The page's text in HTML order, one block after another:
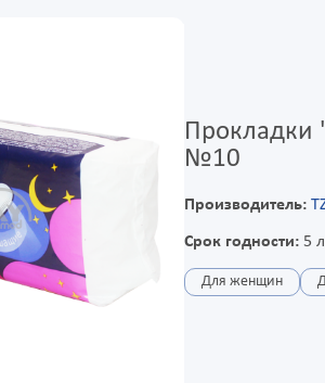
Прокладки
№10
Производитель:
Срок годности:5
Для женщин